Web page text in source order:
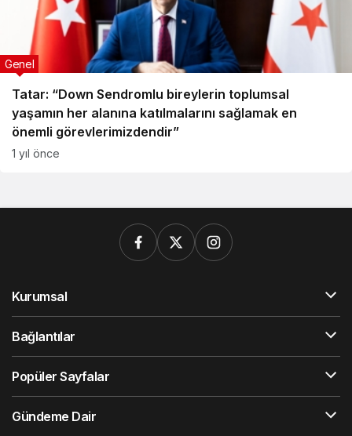
Tatar: “Down Sendromlu bireylerin toplumsal
yaşamın her alanına katılmalarını sağlamak en
önemli görevlerimizdendir”
Genel
1 yıl önce
Kurumsal
Bağlantılar
Popüler Sayfalar
Gündeme Dair